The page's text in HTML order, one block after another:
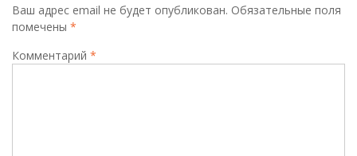
Ваш адрес email не будет опубликован. Обязательные поля
помечены *
Комментарий *